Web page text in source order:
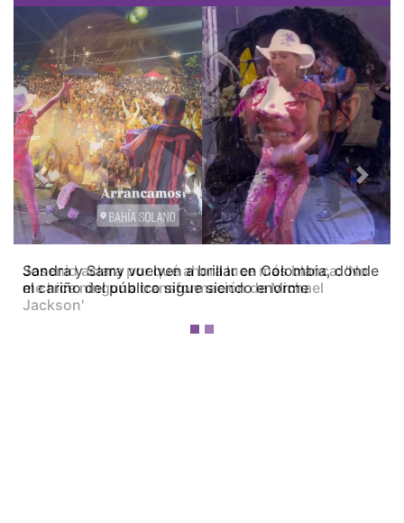
Josenid aclara por qué ahora luce más blanca: 'No
me hice ninguna transformación de Michael
Jackson'
Previous Next